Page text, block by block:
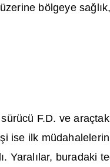
bölgeye sağlı
F.D. ve
şi ise ilk
ı. Yaralılar, buradaki